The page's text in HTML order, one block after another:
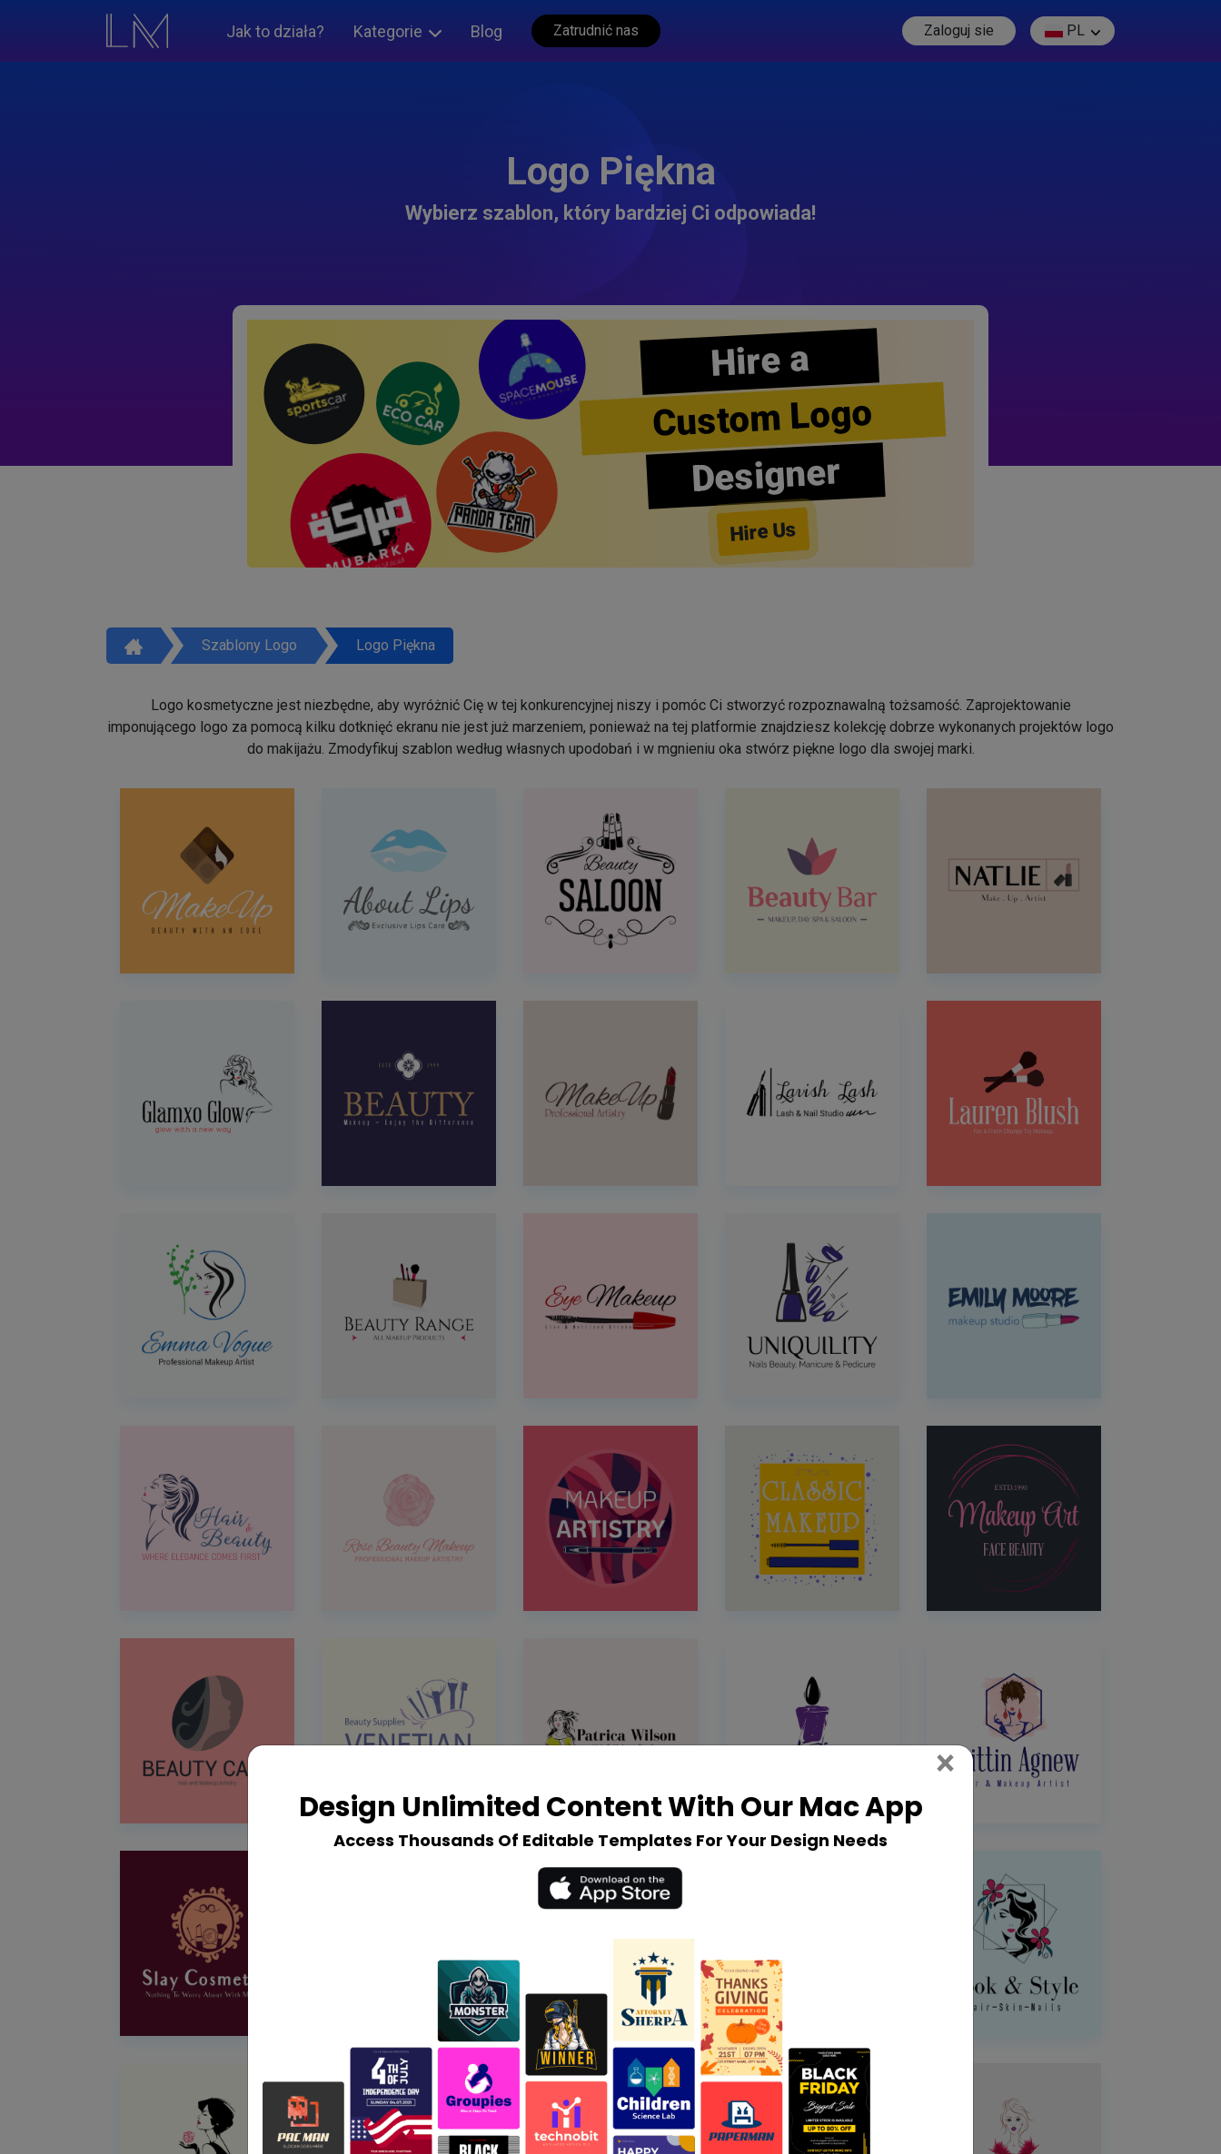
Jak to działa? Kategorie Blog Zatrudnić nas Zaloguj sie PL
Logo Piękna
Wybierz szablon, który bardziej Ci odpowiada!
Hire a
Custom Logo
Designer
Hire Us
Szablony Logo Logo Piękna
Logo kosmetyczne jest niezbędne, aby wyróżnić Cię w tej konkurencyjnej niszy i pomóc Ci stworzyć rozpoznawalną tożsamość. Zaprojektowanie
imponującego logo za pomocą kilku dotknięć ekranu nie jest już marzeniem, ponieważ na tej platformie znajdziesz kolekcję dobrze wykonanych projektów logo
do makijażu. Zmodyfikuj szablon według własnych upodobań i w mgnieniu oka stwórz piękne logo dla swojej marki.
Design Unlimited Content With Our Mac App
Access Thousands Of Editable Templates For Your Design Needs
× Close